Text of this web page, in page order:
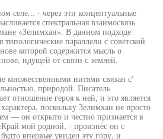
селе... - через эти концептуальные
спектральная взаимосвязь
«Зелимхан». В данном подходе
параллели с советской
которой содержится мысль о
идущей от связи с землей.
множественными нитями связан с'
природой. Писатель
отношение героя к ней, и это является
поскольку Зелимхан не просто
— он открыто и честно признается в
мой родной, - произнёс он с
впервые увидел эту гору, и